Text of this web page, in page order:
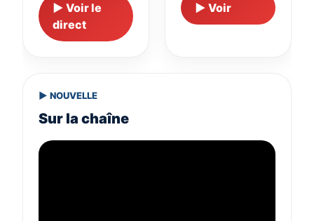
▶ Voir le
direct
▶ Voir
▶ NOUVELLE
Sur la chaîne